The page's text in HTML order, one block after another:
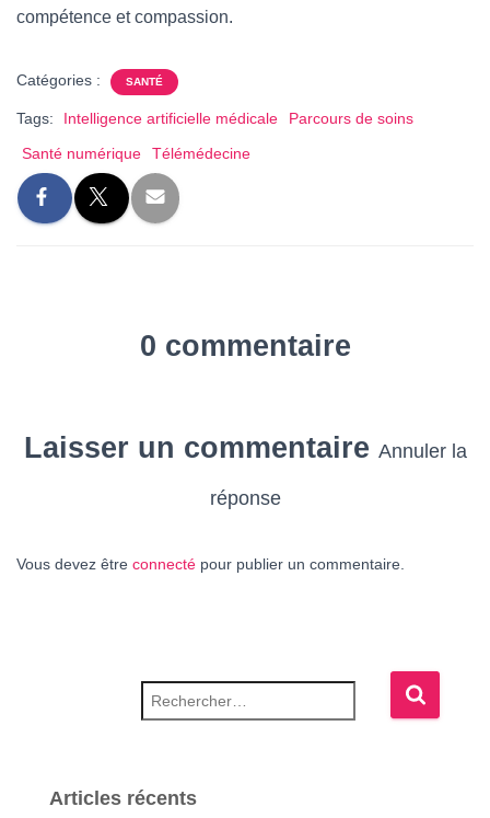
compétence et compassion.
Catégories : SANTÉ
Tags: Intelligence artificielle médicale
Parcours de soins
Santé numérique
Télémédecine
0 commentaire
Laisser un commentaire Annuler la
réponse
Vous devez être connecté pour publier un commentaire.
Articles récents